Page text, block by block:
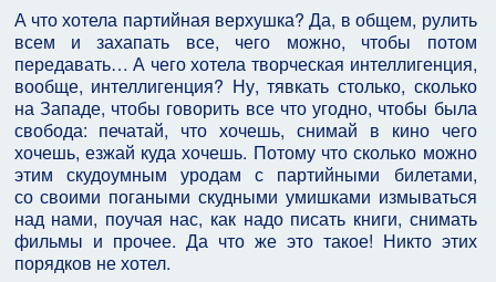
А что хотела партийная верхушка? Да, в общем, рулить
всем и захапать все, чего можно, чтобы потом
передавать… А чего хотела творческая интеллигенция,
вообще, интеллигенция? Ну, тявкать столько, сколько
на Западе, чтобы говорить все что угодно, чтобы была
свобода: печатай, что хочешь, снимай в кино чего
хочешь, езжай куда хочешь. Потому что сколько можно
этим скудоумным уродам с партийными билетами,
со своими погаными скудными умишками измываться
над нами, поучая нас, как надо писать книги, снимать
фильмы и прочее. Да что же это такое! Никто этих
порядков не хотел.